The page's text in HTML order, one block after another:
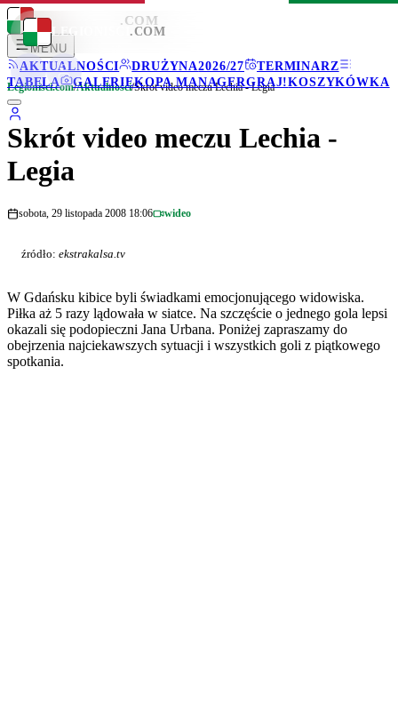
LEGIONISCI .COM
MENU
AKTUALNOŚCI
DRUŻYNA2026/27
TERMINARZ
TABELA
GALERIEKOPA MANAGERGRAJ!KOSZYKÓWKA
LEGIONISCI .COM
Legionisci.com/Aktualności/Skrót video meczu Lechia - Legia
Skrót video meczu Lechia -
Legia
sobota, 29 listopada 2008 18:06 wideo
źródło: ekstrakalsa.tv
W Gdańsku kibice byli świadkami emocjonującego widowiska.
Piłka aż 5 razy lądowała w siatce. Na szczęście o jednego gola lepsi
okazali się podopieczni Jana Urbana. Poniżej zapraszamy do
obejrzenia najciekawszych sytuacji i wszystkich goli z piątkowego
spotkania.